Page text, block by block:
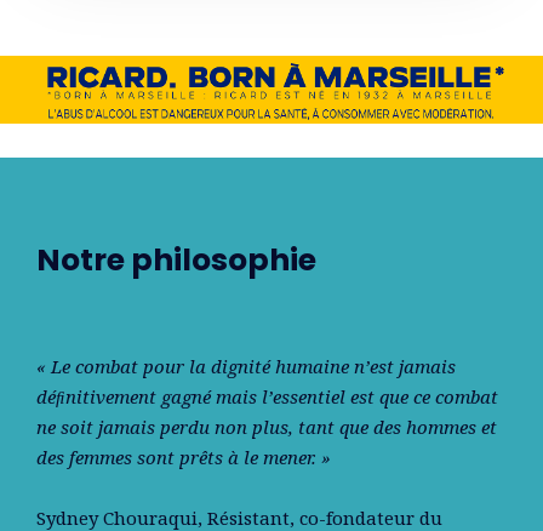
Notre philosophie
« Le combat pour la dignité humaine n’est jamais
déﬁnitivement gagné mais l’essentiel est que ce combat
ne soit jamais perdu non plus, tant que des hommes et
des femmes sont prêts à le mener. »
Sydney Chouraqui, Résistant, co-fondateur du